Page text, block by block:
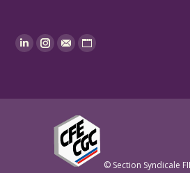
Find us on:
LinkedinInstagram
MailWebsite
© Section Syndicale